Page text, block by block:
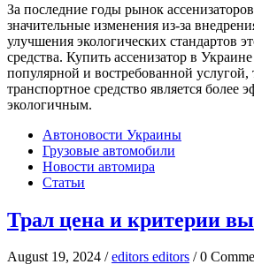
За последние годы рынок
значительные изменения из-за
улучшения экологических стандартов
средства. Купить ассенизатор в
популярной и востребованной услугой,
транспортное средство является более
экологичным.
Автоновости Украины
Грузовые автомобили
Новости автомира
Статьи
Трал цена и критерии
August 19, 2024 /editors editors / 0